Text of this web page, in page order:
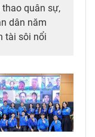
quân sự,
dân năm
tài sôi nổi